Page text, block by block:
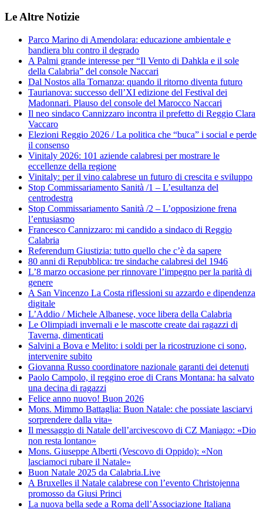
Le Altre Notizie
Parco Marino di Amendolara: educazione ambientale e
bandiera blu contro il degrado
A Palmi grande interesse per “Il Vento di Dahkla e il sole
della Calabria” del console Naccari
Dal Nostos alla Tornanza: quando il ritorno diventa futuro
Taurianova: successo dell’XI edizione del Festival dei
Madonnari. Plauso del console del Marocco Naccari
Il neo sindaco Cannizzaro incontra il prefetto di Reggio Clara
Vaccaro
Elezioni Reggio 2026 / La politica che “buca” i social e perde
il consenso
Vinitaly 2026: 101 aziende calabresi per mostrare le
eccellenze della regione
Vinitaly: per il vino calabrese un futuro di crescita e sviluppo
Stop Commissariamento Sanità /1 – L’esultanza del
centrodestra
Stop Commissariamento Sanità /2 – L’opposizione frena
l’entusiasmo
Francesco Cannizzaro: mi candido a sindaco di Reggio
Calabria
Referendum Giustizia: tutto quello che c’è da sapere
80 anni di Repubblica: tre sindache calabresi del 1946
L’8 marzo occasione per rinnovare l’impegno per la parità di
genere
A San Vincenzo La Costa riflessioni su azzardo e dipendenza
digitale
L’Addio / Michele Albanese, voce libera della Calabria
Le Olimpiadi invernali e le mascotte create dai ragazzi di
Taverna, dimenticati
Salvini a Bova e Melito: i soldi per la ricostruzione ci sono,
intervenire subito
Giovanna Russo coordinatore nazionale garanti dei detenuti
Paolo Campolo, il reggino eroe di Crans Montana: ha salvato
una decina di ragazzi
Felice anno nuovo! Buon 2026
Mons. Mimmo Battaglia: Buon Natale: che possiate lasciarvi
sorprendere dalla vita»
Il messaggio di Natale dell’arcivescovo di CZ Maniago: «Dio
non resta lontano»
Mons. Giuseppe Alberti (Vescovo di Oppido): «Non
lasciamoci rubare il Natale»
Buon Natale 2025 da Calabria.Live
A Bruxelles il Natale calabrese con l’evento Christojenna
promosso da Giusi Princi
La nuova bella sede a Roma dell’Associazione Italiana